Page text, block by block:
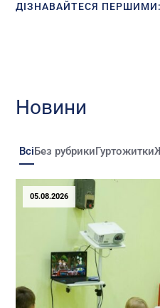
ДІЗНАВАЙТЕСЯ
Новини
ВсіБез рубрикиГуртожитки
05.08.2026